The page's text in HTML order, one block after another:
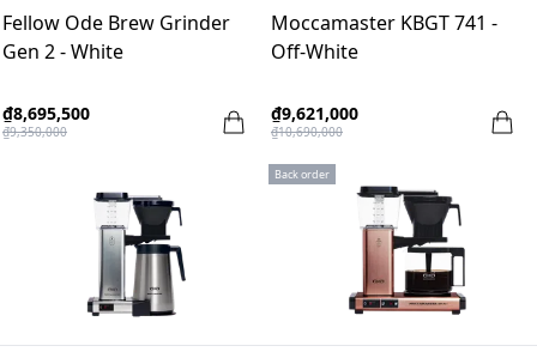
Fellow Ode Brew Grinder
Gen 2 - White
₫8,695,500
₫9,350,000
Moccamaster KBGT 741 -
Off-White
₫9,621,000
₫10,690,000
Back order